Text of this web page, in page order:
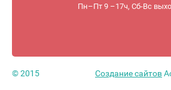
Пн–Пт 9 –17ч, Сб-Вс
© 2015 Создание сайтов